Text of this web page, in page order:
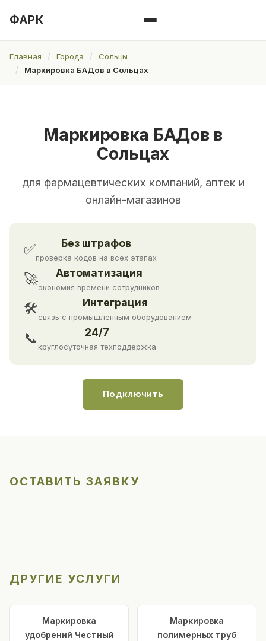
ФАРК
Главная Города
Сольцы
Маркировка БАДов в Сольцах
Маркировка БАДов в
Сольцах
для фармацевтических компаний, аптек и
онлайн-магазинов
✅ Без штрафов
проверка кодов на всех этапах
🚀 Автоматизация
экономия времени сотрудников
🛠 Интеграция
связь с промышленным оборудованием
📞 24/7
круглосуточная техподдержка
Подключить
ОСТАВИТЬ ЗАЯВКУ
ДРУГИЕ УСЛУГИ
Маркировка
удобрений Честный
Маркировка
полимерных труб